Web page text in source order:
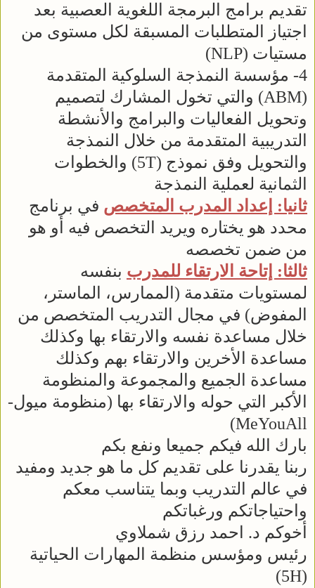
تقديم برامج البرمجة اللغوية العصبية بعد
اجتياز المتطلبات المسبقة لكل مستوى من
مستيات (NLP)
4- مؤسسة النمذجة السلوكية المتقدمة
(ABM) والتي تخول المشارك لتصميم
وتحويل الفعاليات والبرامج والأنشطة
التدريبية المتقدمة من خلال النمذجة
والتحويل وفق نموذج (5T) والخطوات
الثمانية لعملية النمذجة
ثانيا: إعداد المدرب المتخصص في برنامج
محدد هو يختاره ويريد التخصص فيه أو هو
من ضمن تخصصه
ثالثا: إتاحة الارتقاء للمدرب بنفسه
لمستويات متقدمة (الممارس، الماستر،
المفوض) في مجال التدريب المتخصص من
خلال مساعدة نفسه والارتقاء بها وكذلك
مساعدة الأخرين والارتقاء بهم وكذلك
مساعدة الجميع والمجموعة والمنظومة
الأكبر التي حوله والارتقاء بها (منظومة ميول-
MeYouAll)
بارك الله فيكم جميعا ونفع بكم
ربنا يقدرنا على تقديم كل ما هو جديد ومفيد
في عالم التدريب وبما يتناسب معكم
واحتياجاتكم ورغباتكم
أخوكم د. احمد رزق شملاوي
رئيس ومؤسس منظمة المهارات الحياتية
(5H)